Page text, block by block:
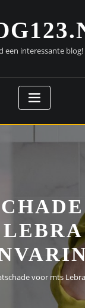
een interessante blog!
voor mts